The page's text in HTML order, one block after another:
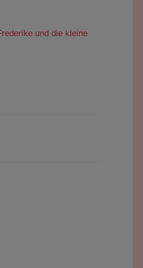
und die kleine